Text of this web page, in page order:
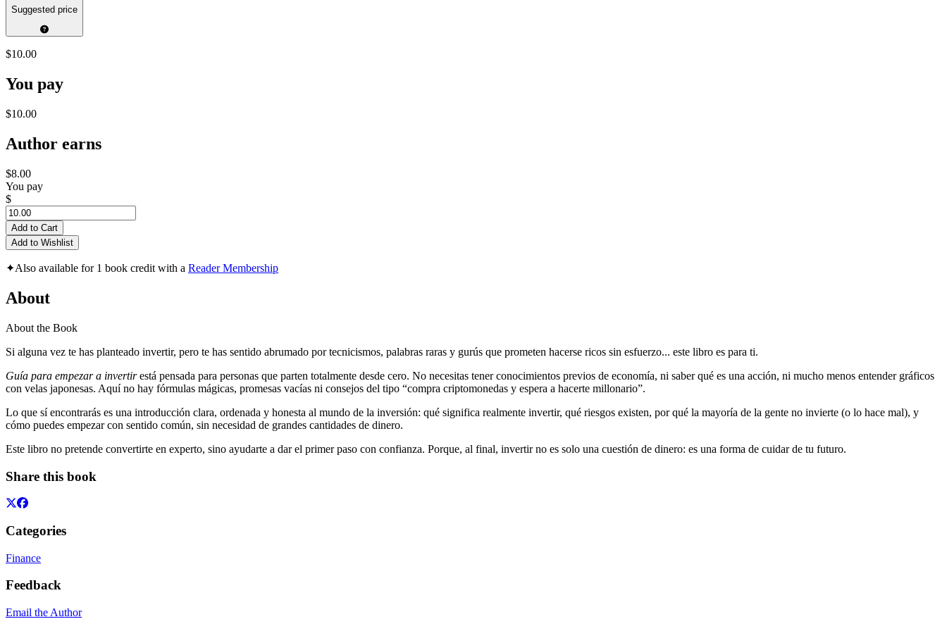
Suggested price
$10.00
You pay
$10.00
Author earns
$8.00
You pay
$
Add to Cart
Add to Wishlist
✦Also available for 1 book credit with a Reader Membership
About
About the Book
Si alguna vez te has planteado invertir, pero te has sentido abrumado por tecnicismos, palabras raras y gurús que prometen hacerse ricos sin esfuerzo... este libro es para ti.
Guía para empezar a invertirestá pensada para personas que parten totalmente desde cero. No necesitas tener conocimientos previos de economía, ni saber qué es una acción, ni mucho menos entender gráficos
con velas japonesas. Aquí no hay fórmulas mágicas, promesas vacías ni consejos del tipo “compra criptomonedas y espera a hacerte millonario”.
Lo que sí encontrarás es una introducción clara, ordenada y honesta al mundo de la inversión: qué significa realmente invertir, qué riesgos existen, por qué la mayoría de la gente no invierte (o lo hace mal), y
cómo puedes empezar con sentido común, sin necesidad de grandes cantidades de dinero.
Este libro no pretende convertirte en experto, sino ayudarte a dar el primer paso con confianza. Porque, al final, invertir no es solo una cuestión de dinero: es una forma de cuidar de tu futuro.
Share this book
Categories
Finance
Feedback
Email the Author